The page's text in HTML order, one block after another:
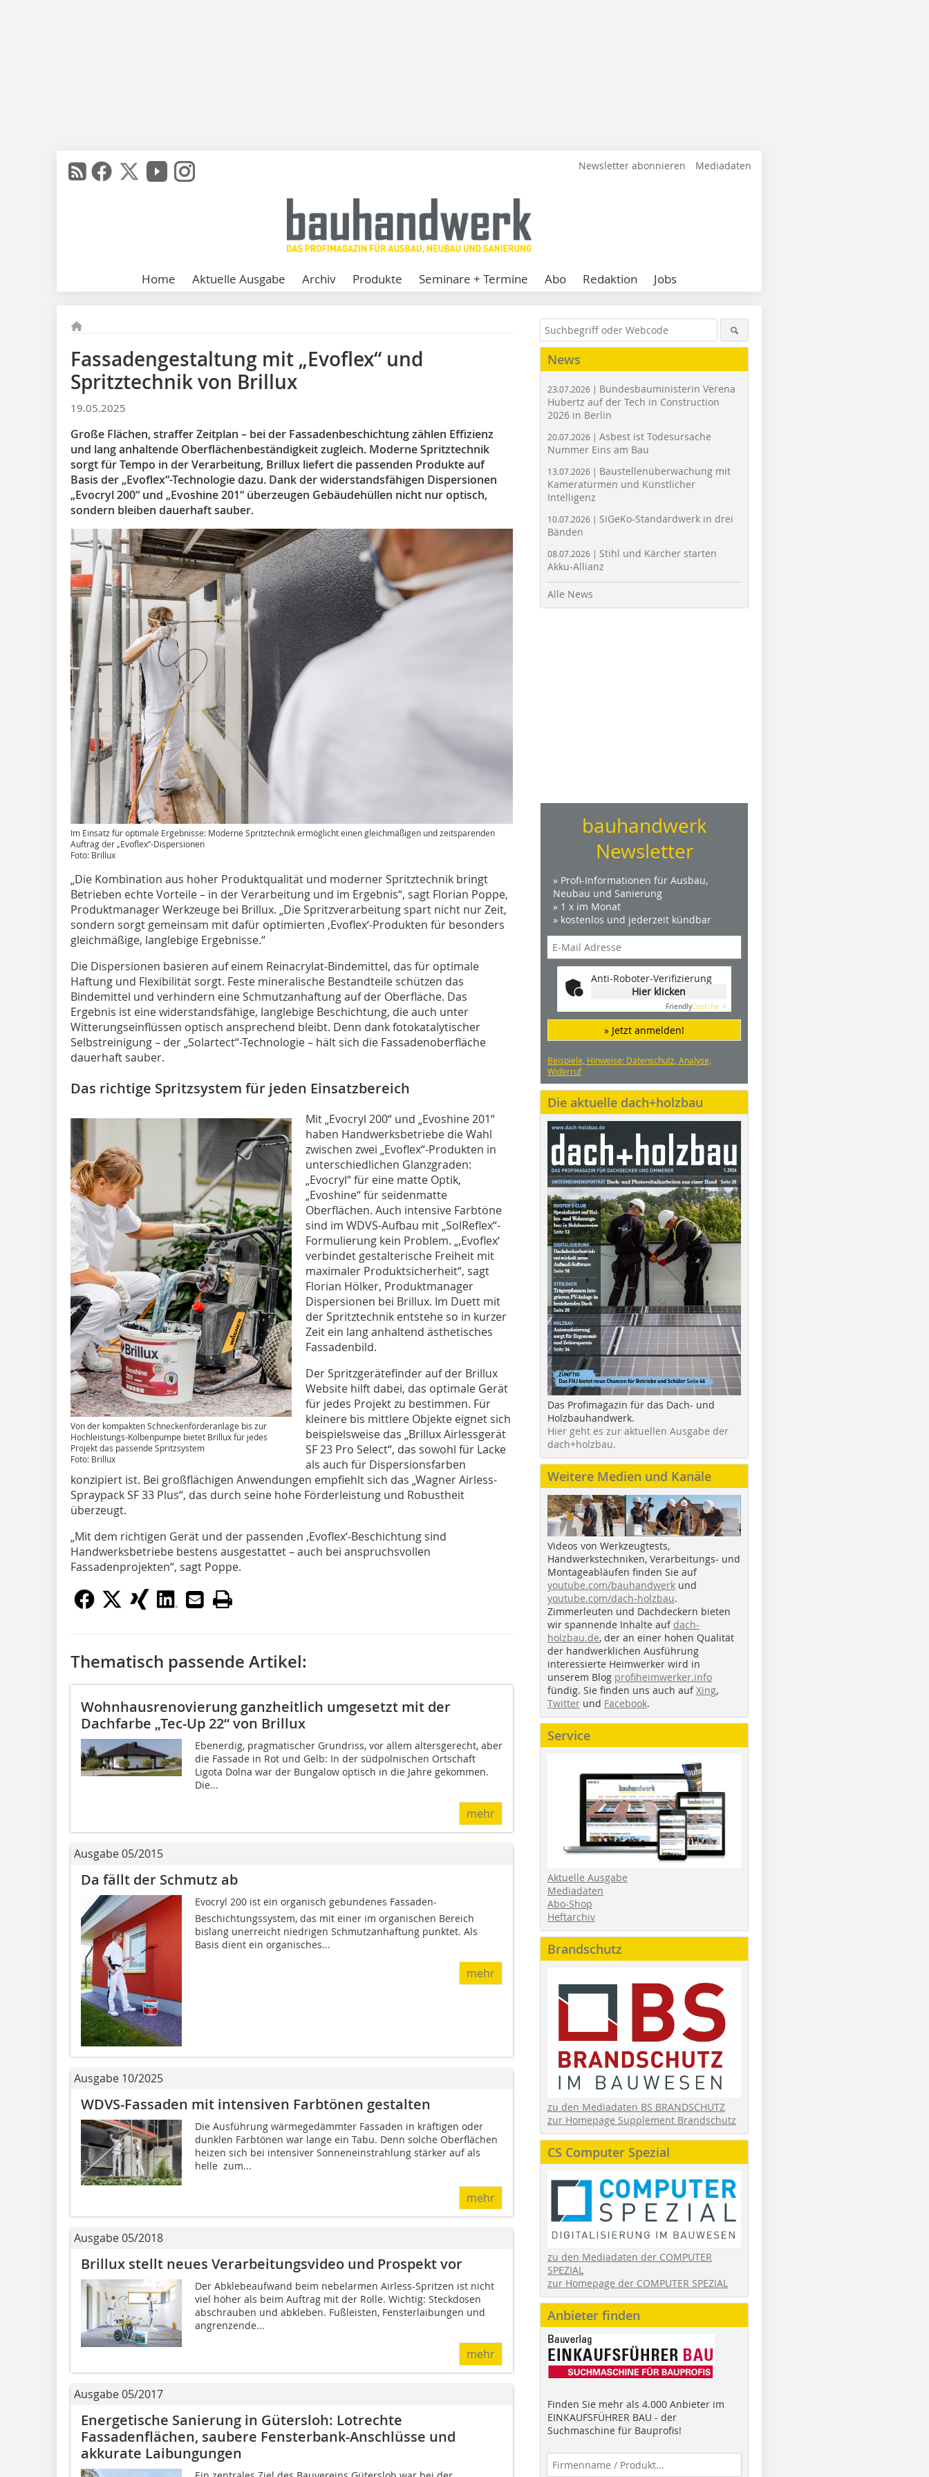
Newsletter abonnieren Mediadaten
Home Aktuelle Ausgabe Archiv Produkte Seminare + Termine Abo Redaktion Jobs
Fassadengestaltung mit „Evoflex“ und
Spritztechnik von Brillux
19.05.2025
Große Flächen, straffer Zeitplan – bei der Fassadenbeschichtung zählen Effizienz
und lang anhaltende Oberflächenbeständigkeit zugleich. Moderne Spritztechnik
sorgt für Tempo in der Verarbeitung, Brillux liefert die passenden Produkte auf
Basis der „Evoflex“-Technologie dazu. Dank der widerstandsfähigen Dispersionen
„Evocryl 200“ und „Evoshine 201“ überzeugen Gebäudehüllen nicht nur optisch,
sondern bleiben dauerhaft sauber.
Im Einsatz für optimale Ergebnisse: Moderne Spritztechnik ermöglicht einen gleichmäßigen und zeitsparenden
Auftrag der „Evoflex“-Dispersionen
Foto: Brillux
„Die Kombination aus hoher Produktqualität und moderner Spritztechnik bringt
Betrieben echte Vorteile – in der Verarbeitung und im Ergebnis“, sagt Florian Poppe,
Produktmanager Werkzeuge bei Brillux. „Die Spritzverarbeitung spart nicht nur Zeit,
sondern sorgt gemeinsam mit dafür optimierten ,Evoflex‘-Produkten für besonders
gleichmäßige, langlebige Ergebnisse.“
Die Dispersionen basieren auf einem Reinacrylat-Bindemittel, das für optimale
Haftung und Flexibilität sorgt. Feste mineralische Bestandteile schützen das
Bindemittel und verhindern eine Schmutzanhaftung auf der Oberfläche. Das
Ergebnis ist eine widerstandsfähige, langlebige Beschichtung, die auch unter
Witterungseinflüssen optisch ansprechend bleibt. Denn dank fotokatalytischer
Selbstreinigung – der „Solartect“-Technologie – hält sich die Fassadenoberfläche
dauerhaft sauber.
Das richtige Spritzsystem für jeden Einsatzbereich
Von der kompakten Schneckenförderanlage bis zur
Hochleistungs-Kolbenpumpe bietet Brillux für jedes
Projekt das passende Spritzsystem
Foto: Brillux
Mit „Evocryl 200“ und „Evoshine 201“
haben Handwerksbetriebe die Wahl
zwischen zwei „Evoflex“-Produkten in
unterschiedlichen Glanzgraden:
„Evocryl“ für eine matte Optik,
„Evoshine“ für seidenmatte
Oberflächen. Auch intensive Farbtöne
sind im WDVS-Aufbau mit „SolReflex“-
Formulierung kein Problem. „,Evoflex‘
verbindet gestalterische Freiheit mit
maximaler Produktsicherheit“, sagt
Florian Hölker, Produktmanager
Dispersionen bei Brillux. Im Duett mit
der Spritztechnik entstehe so in kurzer
Zeit ein lang anhaltend ästhetisches
Fassadenbild.
Der Spritzgerätefinder auf der Brillux
Website hilft dabei, das optimale Gerät
für jedes Projekt zu bestimmen. Für
kleinere bis mittlere Objekte eignet sich
beispielsweise das „Brillux Airlessgerät
SF 23 Pro Select“, das sowohl für Lacke
als auch für Dispersionsfarben
konzipiert ist. Bei großflächigen Anwendungen empfiehlt sich das „Wagner Airless-
Spraypack SF 33 Plus“, das durch seine hohe Förderleistung und Robustheit
überzeugt.
„Mit dem richtigen Gerät und der passenden ,Evoflex‘-Beschichtung sind
Handwerksbetriebe bestens ausgestattet – auch bei anspruchsvollen
Fassadenprojekten“, sagt Poppe.
Thematisch passende Artikel:
Wohnhausrenovierung ganzheitlich umgesetzt mit der
Dachfarbe „Tec-Up 22“ von Brillux
Ebenerdig, pragmatischer Grundriss, vor allem altersgerecht, aber
die Fassade in Rot und Gelb: In der südpolnischen Ortschaft
Ligota Dolna war der Bungalow optisch in die Jahre gekommen.
Die...
mehr
Ausgabe 05/2015
Da fällt der Schmutz ab
Evocryl 200 ist ein organisch gebundenes Fassaden-
Beschichtungssystem, das mit einer im organischen Bereich
bislang unerreicht niedrigen Schmutzanhaftung punktet. Als
Basis dient ein organisches...
mehr
Ausgabe 10/2025
WDVS-Fassaden mit intensiven Farbtönen gestalten
Die Ausführung wärmegedämmter Fassaden in kräftigen oder
dunklen Farbtönen war lange ein Tabu. Denn solche Oberflächen
heizen sich bei intensiver Sonneneinstrahlung stärker auf als
helle  zum...
mehr
Ausgabe 05/2018
Brillux stellt neues Verarbeitungsvideo und Prospekt vor
Der Abklebeaufwand beim nebelarmen Airless-Spritzen ist nicht
viel höher als beim Auftrag mit der Rolle. Wichtig: Steckdosen
abschrauben und abkleben. Fußleisten, Fensterlaibungen und
angrenzende...
mehr
Ausgabe 05/2017
Energetische Sanierung in Gütersloh: Lotrechte
Fassadenflächen, saubere Fensterbank-Anschlüsse und
akkurate Laibungungen
News
23.07.2026 | Bundesbauministerin Verena
Hubertz auf der Tech in Construction
2026 in Berlin
20.07.2026 | Asbest ist Todesursache
Nummer Eins am Bau
13.07.2026 | Baustellenüberwachung mit
Kameratürmen und Künstlicher
Intelligenz
10.07.2026 | SiGeKo-Standardwerk in drei
Bänden
08.07.2026 | Stihl und Kärcher starten
Akku-Allianz
Alle News
bauhandwerk
Newsletter
» Profi-Informationen für Ausbau,
Neubau und Sanierung
» 1 x im Monat
» kostenlos und jederzeit kündbar
Anti-Roboter-Verifizierung
Hier klicken
FriendlyCaptcha ⇗
» Jetzt anmelden!
Beispiele, Hinweise: Datenschutz, Analyse,
Widerruf
Die aktuelle dach+holzbau
Das Profimagazin für das Dach- und
Holzbauhandwerk.
Hier geht es zur aktuellen Ausgabe der
dach+holzbau.
Weitere Medien und Kanäle
Videos von Werkzeugtests,
Handwerkstechniken, Verarbeitungs- und
Montageabläufen finden Sie auf
youtube.com/bauhandwerk und
youtube.com/dach-holzbau.
Zimmerleuten und Dachdeckern bieten
wir spannende Inhalte auf dach-
holzbau.de, der an einer hohen Qualität
der handwerklichen Ausführung
interessierte Heimwerker wird in
unserem Blog profiheimwerker.info
fündig. Sie finden uns auch aufXing,
Twitter und Facebook.
Service
Aktuelle Ausgabe
Mediadaten
Abo-Shop
Heftarchiv
Brandschutz
zu den Mediadaten BS BRANDSCHUTZ
zur Homepage Supplement Brandschutz
CS Computer Spezial
zu den Mediadaten der COMPUTER
SPEZIAL
zur Homepage der COMPUTER SPEZIAL
Anbieter finden
Finden Sie mehr als 4.000 Anbieter im
EINKAUFSFÜHRER BAU - der
Suchmaschine für Bauprofis!